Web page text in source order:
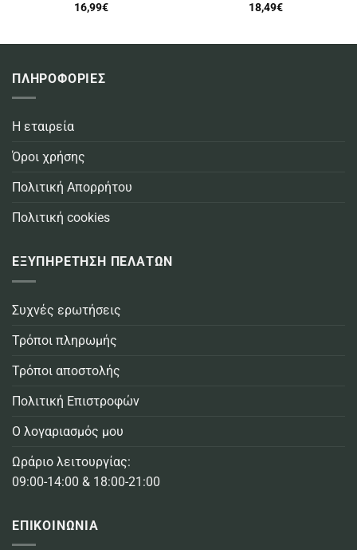
16,99€
18,49€
ΠΛΗΡΟΦΟΡΙΕΣ
Η εταιρεία
Όροι χρήσης
Πολιτική Απορρήτου
Πολιτική cookies
ΕΞΥΠΗΡΕΤΗΣΗ ΠΕΛΑΤΩΝ
Συχνές ερωτήσεις
Τρόποι πληρωμής
Τρόποι αποστολής
Πολιτική Επιστροφών
Ο λογαριασμός μου
Ωράριο λειτουργίας:
09:00-14:00 & 18:00-21:00
ΕΠΙΚΟΙΝΩΝΙΑ